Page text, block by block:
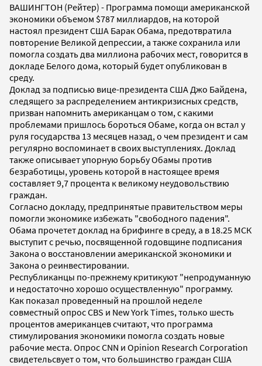
ВАШИНГТОН (Рейтер) - Программа помощи американской
экономики объемом $787 миллиардов, на которой
настоял президент США Барак Обама, предотвратила
повторение Великой депрессии, а также сохранила или
помогла создать два миллиона рабочих мест, говорится в
докладе Белого дома, который будет опубликован в
среду.
Доклад за подписью вице-президента США Джо Байдена,
следящего за распределением антикризисных средств,
призван напомнить американцам о том, с какими
проблемами пришлось бороться Обаме, когда он встал у
руля государства 13 месяцев назад, о чем президент и сам
регулярно воспоминает в своих выступлениях. Доклад
также описывает упорную борьбу Обамы против
безработицы, уровень которой в настоящее время
составляет 9,7 процента к великому неудовольствию
граждан.
Согласно докладу, предпринятые правительством меры
помогли экономике избежать "свободного падения".
Обама прочетет доклад на брифинге в среду, а в 18.25 МСК
выступит с речью, посвященной годовщине подписания
Закона о восстановлении американской экономики и
Закона о реинвестировании.
Республиканцы по-прежнему критикуют "непродуманную
и недостаточно хорошо осуществленную" программу.
Как показал проведенный на прошлой неделе
совместный опрос CBS и New York Times, только шесть
процентов американцев считают, что программа
стимулирования экономики помогла создать новые
рабочие места. Опрос CNN и Opinion Research Corporation
свидетельсвует о том, что большинство граждан США